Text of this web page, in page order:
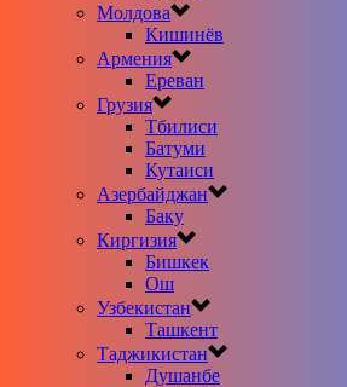
Молдова
Кишинёв
Армения
Ереван
Грузия
Тбилиси
Батуми
Кутаиси
Азербайджан
Баку
Киргизия
Бишкек
Ош
Узбекистан
Ташкент
Таджикистан
Душанбе